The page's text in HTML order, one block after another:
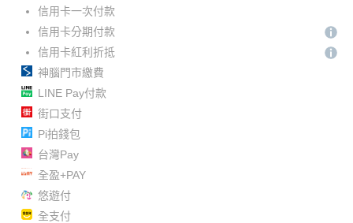
信用卡一次付款
信用卡分期付款
信用卡紅利折抵
神腦門市繳費
LINE Pay付款
街口支付
Pi拍錢包
台灣Pay
全盈+PAY
悠遊付
全支付